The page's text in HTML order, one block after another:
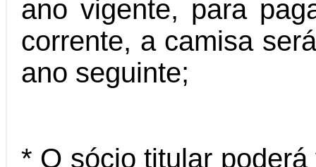
ano vigente, para
corrente, a camisa
ano seguinte;
* O sócio titular